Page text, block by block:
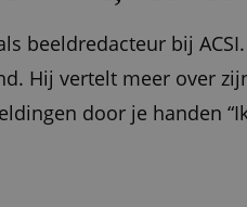
beeldredacteur bij
Hij vertelt meer over
door je handen